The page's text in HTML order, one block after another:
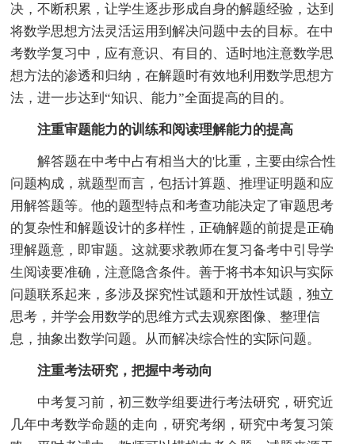
决，不断积累，让学生逐步形成自身的解题经验，达到
将数学思想方法灵活运用到解决问题中去的目标。在中
考数学复习中，应有意识、有目的、适时地注意数学思
想方法的渗透和归纳，在解题时有效地利用数学思想方
法，进一步达到“知识、能力”全面提高的目的。
注重审题能力的训练和阅读理解能力的提高
解答题在中考中占有相当大的'比重，主要由综合性
问题构成，就题型而言，包括计算题、推理证明题和应
用解答题等。他的题型特点和考查功能决定了审题思考
的复杂性和解题设计的多样性，正确解题的前提是正确
理解题意，即审题。这就要求教师在复习备考中引导学
生阅读要准确，注意隐含条件。善于将书本知识与实际
问题联系起来，多涉及探究性试题和开放性试题，独立
思考，并学会用数学的思维方式去观察图像、整理信
息，抽象出数学问题。从而解决综合性的实际问题。
注重考法研究，把握中考动向
中考复习前，初三数学组要进行考法研究，研究近
几年中考数学命题的走向，研究考纲，研究中考复习策